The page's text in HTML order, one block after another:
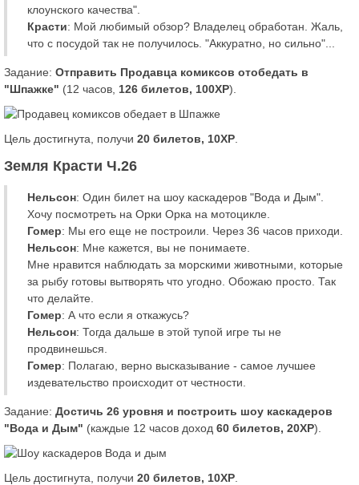
клоунского качества".
Красти: Мой любимый обзор? Владелец обработан. Жаль,
что с посудой так не получилось. "Аккуратно, но сильно"...
Задание: Отправить Продавца комиксов отобедать в
"Шпажке" (12 часов, 126 билетов, 100XP).
Цель достигнута, получи 20 билетов, 10XP
Земля Красти Ч.26
Нельсон: Один билет на шоу каскадеров "Вода и Дым".
Хочу посмотреть на Орки Орка на мотоцикле.
Гомер: Мы его еще не построили. Через 36 часов приходи.
Нельсон: Мне кажется, вы не понимаете.
Мне нравится наблюдать за морскими животными, которые
за рыбу готовы вытворять что угодно. Обожаю просто. Так
что делайте.
Гомер: А что если я откажусь?
Нельсон: Тогда дальше в этой тупой игре ты не
продвинешься.
Гомер: Полагаю, верно высказывание - самое лучшее
издевательство происходит от честности.
Задание: Достичь 26 уровня и построить шоу каскадеров
"Вода и Дым" (каждые 12 часов доход 60 билетов, 20XP).
Цель достигнута, получи 20 билетов, 10XP